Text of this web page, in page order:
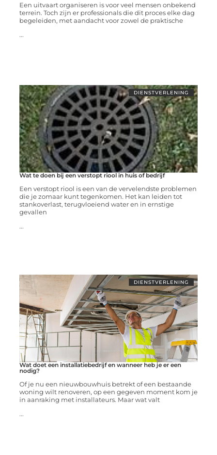
Een uitvaart organiseren is voor veel mensen onbekend
terrein. Toch zijn er professionals die dit proces elke dag
begeleiden, met aandacht voor zowel de praktische
...
DIENSTVERLENING
Wat te doen bij een verstopt riool in huis of bedrijf
Een verstopt riool is een van de vervelendste problemen
die je zomaar kunt tegenkomen. Het kan leiden tot
stankoverlast, terugvloeiend water en in ernstige
gevallen
...
DIENSTVERLENING
Wat doet een installatiebedrijf en wanneer heb je er een
nodig?
Of je nu een nieuwbouwhuis betrekt of een bestaande
woning wilt renoveren, op een gegeven moment kom je
in aanraking met installateurs. Maar wat valt
...